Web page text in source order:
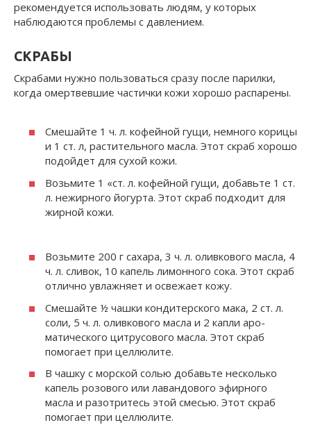
рекомендуется использовать людям, у которых
наблюдаются проблемы с давлением.
СКРАБЫ
Скрабами нужно пользовать­ся сразу после парилки,
когда омертвевшие частички кожи хорошо распарены.
Смешайте 1 ч. л. кофейной гущи, немного корицы
и 1 ст. л, расти­тельного масла. Этот скраб хоро­шо
подойдет для сухой кожи.
Возьмите 1 «ст. л. кофейной гущи, добавьте 1 ст.
л. нежирного йогурта. Этот скраб подходит для
жирной кожи.
Возьмите 200 г сахара, 3 ч. л. оливкового масла, 4
ч. л. сливок, 10 капель лимонного сока. Этот скраб
отлично увлажняет и осве­жает кожу.
Смешайте ½ чашки кондитер­ского мака, 2 ст. л.
соли, 5 ч. л. оливкового масла и 2 капли аро­
матического цитрусового масла. Этот скраб
помогает при целлюлите.
В чашку с морской солью до­бавьте несколько
капель розового или лавандового эфирного
масла и разотритесь этой смесью. Этот скраб
помогает при целлюлите.